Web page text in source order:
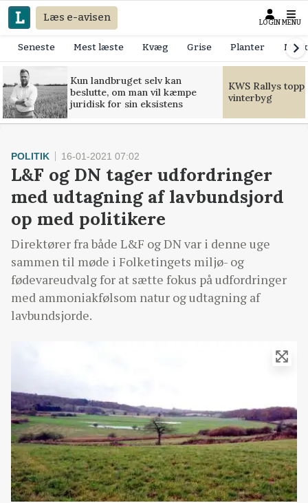
Læs e-avisen LOGIN MENU
Seneste Mest læste Kvæg Grise Planter
Kun landbruget selv kan
beslutte, om man vil kæmpe
juridisk for sin eksistens
KWS Rallys
vinterbyg
POLITIK 16-01-2021 07:02
L&F og DN tager udfordringer
med udtagning af lavbundsjord
op med politikere
Direktører fra både L&F og DN var i denne uge
sammen til møde i Folketingets miljø- og
fødevareudvalg for at sætte fokus på udfordringer
med ammoniakfølsom natur og udtagning af
lavbundsjorde.